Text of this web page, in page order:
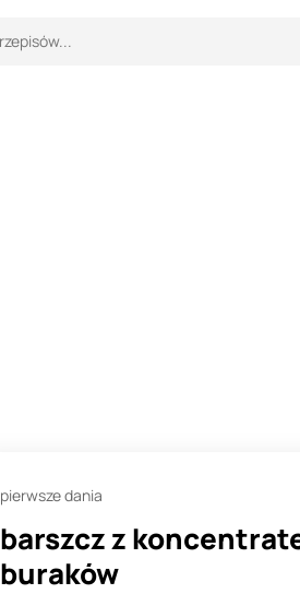
pierwsze dania
barszcz z
buraków